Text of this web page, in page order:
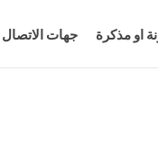
او مذكرة جهات الاتصال